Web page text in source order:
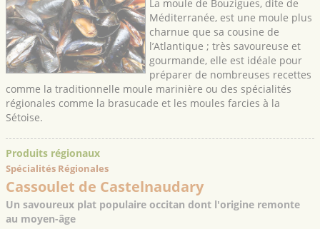
La moule de Bouzigues, dite de
Méditerranée, est une moule plus
charnue que sa cousine de
l’Atlantique ; très savoureuse et
gourmande, elle est idéale pour
préparer de nombreuses recettes
comme la traditionnelle moule marinière ou des spécialités
régionales comme la brasucade et les moules farcies à la
Sétoise.
Produits régionaux
Spécialités Régionales
Cassoulet de Castelnaudary
Un savoureux plat populaire occitan dont l'origine remonte
au moyen-âge